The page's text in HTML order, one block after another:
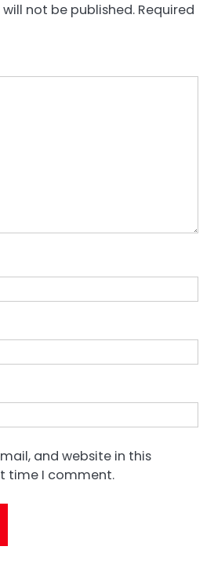
not be published. Required
and website in this
time I comment.